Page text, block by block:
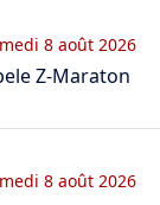
8 août 2026
Z-Maraton
8 août 2026